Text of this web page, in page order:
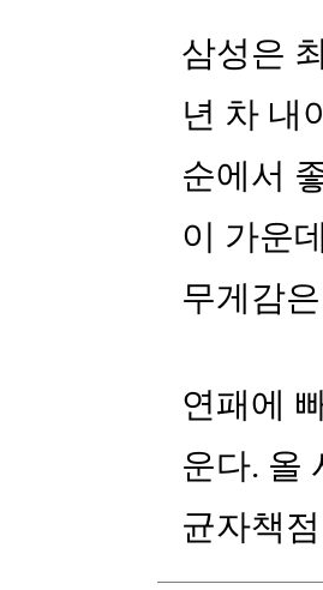
삼성은
년 차 내
순에서
이 가운
무게감
연패에
운다. 올
균자책